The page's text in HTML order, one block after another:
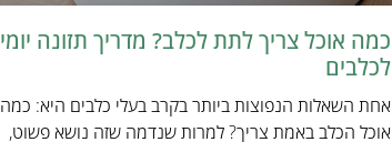
כמה אוכל צריך לתת לכלב? מדריך תזונה יומי
לכלבים
אחת השאלות הנפוצות ביותר בקרב בעלי כלבים היא: כמה
אוכל הכלב באמת צריך? למרות שנדמה שזה נושא פשוט,